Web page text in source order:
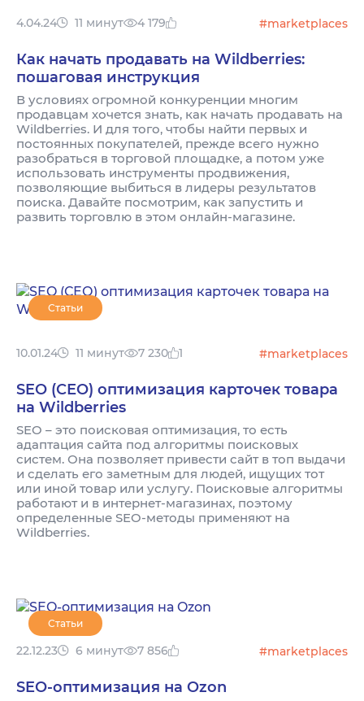
4.04.24 11 минут 4 179 #marketplaces
Как начать продавать на Wildberries:
пошаговая инструкция
В условиях огромной конкуренции многим
продавцам хочется знать, как начать продавать на
Wildberries. И для того, чтобы найти первых и
постоянных покупателей, прежде всего нужно
разобраться в торговой площадке, а потом уже
использовать инструменты продвижения,
позволяющие выбиться в лидеры результатов
поиска. Давайте посмотрим, как запустить и
развить торговлю в этом онлайн-магазине.
Статьи
10.01.24 11 минут 7 230 1 #marketplaces
SEO (СЕО) оптимизация карточек товара
на Wildberries
SEO – это поисковая оптимизация, то есть
адаптация сайта под алгоритмы поисковых
систем. Она позволяет привести сайт в топ выдачи
и сделать его заметным для людей, ищущих тот
или иной товар или услугу. Поисковые алгоритмы
работают и в интернет-магазинах, поэтому
определенные SEO-методы применяют на
Wildberries.
Статьи
22.12.23 6 минут 7 856 #marketplaces
SEO-оптимизация на Ozon